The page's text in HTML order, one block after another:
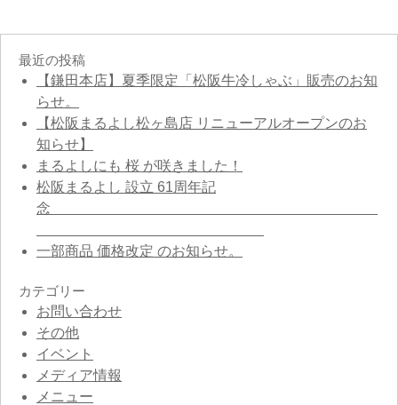
最近の投稿
【鎌田本店】夏季限定「松阪牛冷しゃぶ」販売のお知
らせ。
【松阪まるよし松ヶ島店 リニューアルオープンのお
知らせ】
まるよしにも 桜 が咲きました！
松阪まるよし 設立 61周年記
念
一部商品 価格改定 のお知らせ。
カテゴリー
お問い合わせ
その他
イベント
メディア情報
メニュー